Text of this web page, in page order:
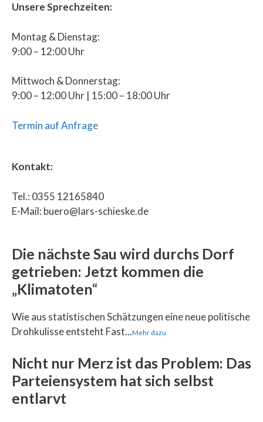
Unsere Sprechzeiten:
Montag & Dienstag:
9:00 – 12:00 Uhr
Mittwoch & Donnerstag:
9:00 – 12:00 Uhr | 15:00 – 18:00 Uhr
Termin auf Anfrage
Kontakt:
Tel.: 0355 12165840
E-Mail: buero@lars-schieske.de
Die nächste Sau wird durchs Dorf
getrieben: Jetzt kommen die
„Klimatoten“
Wie aus statistischen Schätzungen eine neue politische
Drohkulisse entsteht Fast...Mehr dazu
Nicht nur Merz ist das Problem: Das
Parteiensystem hat sich selbst
entlarvt